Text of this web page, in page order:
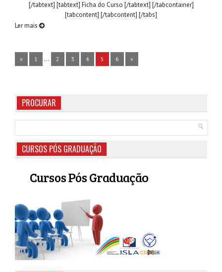
[/tabtext] [tabtext] Ficha do Curso [/tabtext] [/tabcontainer]
[tabcontent] [/tabcontent] [/tabs]
Ler mais
« 1 ... 2 3 4 5 6 »
PROCURAR
CURSOS PÓS GRADUAÇÃO